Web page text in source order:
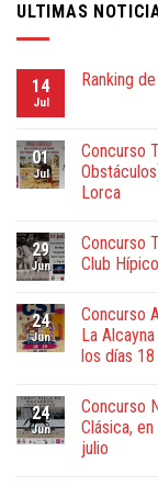
ULTIMAS
14
Jul
Ranking
01
Jul
Concurso
Lorca
29
Jun
Concurso
Club
24
Jun
Concurso
La
los días
24
Jun
Concurso
Clásica,
julio